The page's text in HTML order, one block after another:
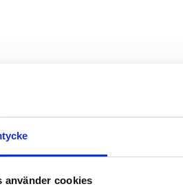
använder cookies